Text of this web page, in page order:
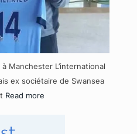
Manchester L’international
ex sociétaire de Swansea
Read more